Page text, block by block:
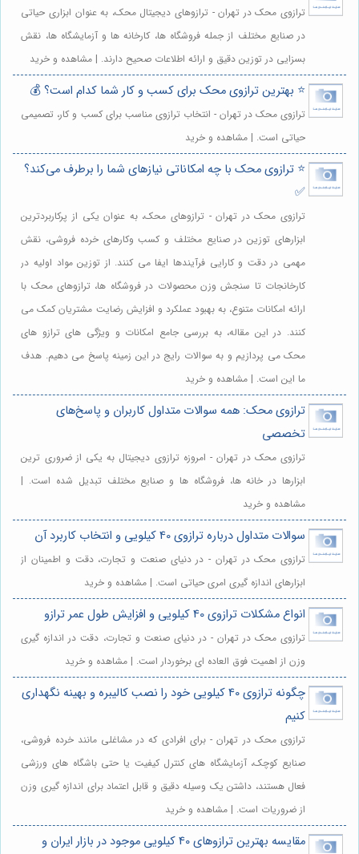
ترازوی محک در تهران - ترازوهای دیجیتال محک، به عنوان ابزاری حیاتی
در صنایع مختلف از جمله فروشگاه ها، کارخانه ها و آزمایشگاه ها، نقش
بسزایی در توزین دقیق و ارائه اطلاعات صحیح دارند. | مشاهده و خرید
⭐️ بهترین ترازوی محک برای کسب و کار شما کدام است؟ 💰
ترازوی محک در تهران - انتخاب ترازوی مناسب برای کسب و کار، تصمیمی
حیاتی است. | مشاهده و خرید
⭐️ ترازوی محک با چه امکاناتی نیازهای شما را برطرف می‌کند؟
✅
ترازوی محک در تهران - ترازوهای محک، به عنوان یکی از پرکاربردترین
ابزارهای توزین در صنایع مختلف و کسب وکارهای خرده فروشی، نقش
مهمی در دقت و کارایی فرآیندها ایفا می کنند. از توزین مواد اولیه در
کارخانجات تا سنجش وزن محصولات در فروشگاه ها، ترازوهای محک با
ارائه امکانات متنوع، به بهبود عملکرد و افزایش رضایت مشتریان کمک می
کنند. در این مقاله، به بررسی جامع امکانات و ویژگی های ترازو های
محک می پردازیم و به سوالات رایج در این زمینه پاسخ می دهیم. هدف
ما این است. | مشاهده و خرید
ترازوی محک: همه سوالات متداول کاربران و پاسخ‌های
تخصصی
ترازوی محک در تهران - امروزه ترازوی دیجیتال به یکی از ضروری ترین
ابزارها در خانه ها، فروشگاه ها و صنایع مختلف تبدیل شده است. |
مشاهده و خرید
سوالات متداول درباره ترازوی 40 کیلویی و انتخاب کاربرد آن
ترازوی محک در تهران - در دنیای صنعت و تجارت، دقت و اطمینان از
ابزارهای اندازه گیری امری حیاتی است. | مشاهده و خرید
انواع مشکلات ترازوی 40 کیلویی و افزایش طول عمر ترازو
ترازوی محک در تهران - در دنیای صنعت و تجارت، دقت در اندازه گیری
وزن از اهمیت فوق العاده ای برخوردار است. | مشاهده و خرید
چگونه ترازوی 40 کیلویی خود را نصب کالیبره و بهینه نگهداری
کنیم
ترازوی محک در تهران - برای افرادی که در مشاغلی مانند خرده فروشی،
صنایع کوچک، آزمایشگاه های کنترل کیفیت یا حتی باشگاه های ورزشی
فعال هستند، داشتن یک وسیله دقیق و قابل اعتماد برای اندازه گیری وزن
از ضروریات است. | مشاهده و خرید
مقایسه بهترین ترازوهای 40 کیلویی موجود در بازار ایران و